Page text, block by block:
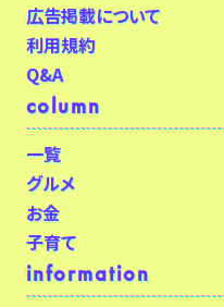
広告掲載について
利用規約
Q&A
column
一覧
グルメ
お金
子育て
information